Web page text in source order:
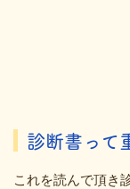
診断書って
これを読んで頂き